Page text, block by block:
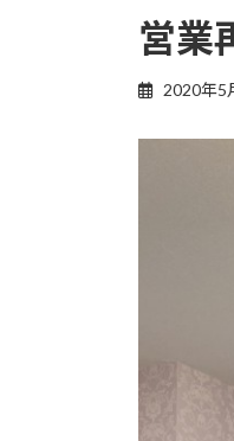
営業
2020年5